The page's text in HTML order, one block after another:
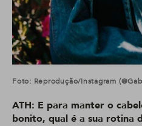
Foto: Reprodução/Instagram
ATH: E para manter o
bonito, qual é a sua rotina